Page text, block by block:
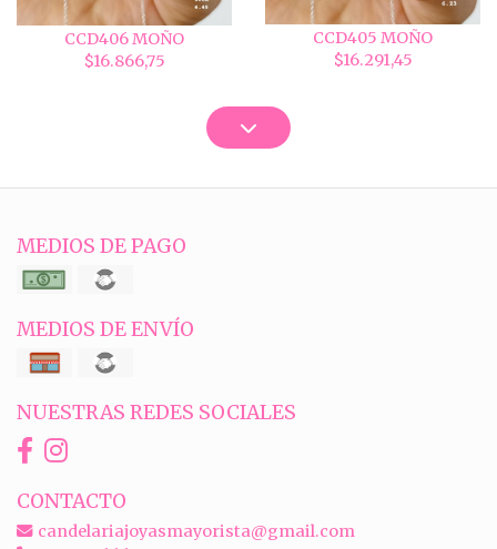
CCD406 MOÑO
$16.866,75
CCD405 MOÑO
$16.291,45
MEDIOS DE PAGO
MEDIOS DE ENVÍO
NUESTRAS REDES SOCIALES
CONTACTO
candelariajoyasmayorista@gmail.com